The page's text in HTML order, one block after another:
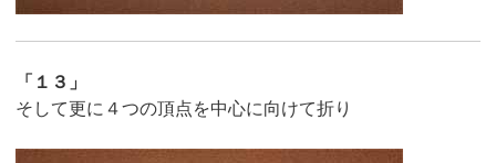
「１３」
そして更に４つの頂点を中心に向けて折り